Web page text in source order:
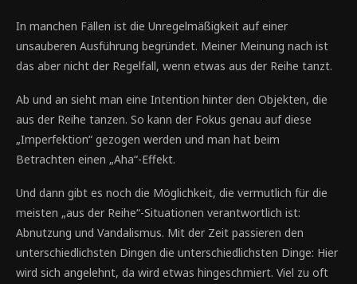
In manchen Fällen ist die Unregelmäßigkeit auf einer
unsauberen Ausführung begründet. Meiner Meinung nach ist
das aber nicht der Regelfall, wenn etwas aus der Reihe tanzt.
Ab und an sieht man eine Intention hinter den Objekten, die
aus der Reihe tanzen. So kann der Fokus genau auf diese
„Imperfektion“ gezogen werden und man hat beim
Betrachten einen „Aha“-Effekt.
Und dann gibt es noch die Möglichkeit, die vermutlich für die
meisten „aus der Reihe“-Situationen verantwortlich ist:
Abnutzung und Vandalismus. Mit der Zeit passieren den
unterschiedlichsten Dingen die unterschiedlichsten Dinge: Hier
wird sich angelehnt, da wird etwas hingeschmiert. Viel zu oft